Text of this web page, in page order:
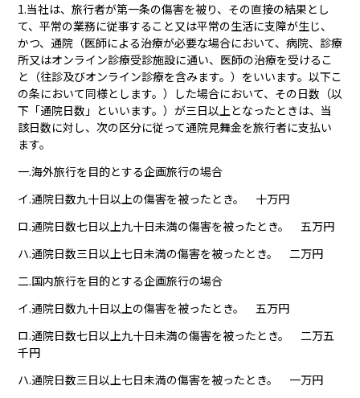
1.当社は、旅行者が第一条の傷害を被り、その直接の結果とし
て、平常の業務に従事すること又は平常の生活に支障が生じ、
かつ、通院（医師による治療が必要な場合において、病院、診療
所又はオンライン診療受診施設に通い、医師の治療を受けるこ
と（往診及びオンライン診療を含みます。）をいいます。以下こ
の条において同様とします。）した場合において、その日数（以
下「通院日数」といいます。）が三日以上となったときは、当
該日数に対し、次の区分に従って通院見舞金を旅行者に支払い
ます。
一.海外旅行を目的とする企画旅行の場合
イ.通院日数九十日以上の傷害を被ったとき。 十万円
ロ.通院日数七日以上九十日未満の傷害を被ったとき。 五万円
ハ.通院日数三日以上七日未満の傷害を被ったとき。 二万円
二.国内旅行を目的とする企画旅行の場合
イ.通院日数九十日以上の傷害を被ったとき。 五万円
ロ.通院日数七日以上九十日未満の傷害を被ったとき。 二万五
千円
ハ.通院日数三日以上七日未満の傷害を被ったとき。 一万円